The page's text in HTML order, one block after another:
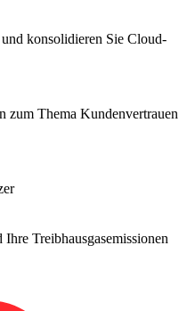
konsolidieren Sie Cloud-
zum Thema Kundenvertrauen
Treibhausgasemissionen